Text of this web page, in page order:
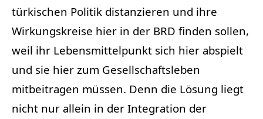
türkischen Politik distanzieren und ihre
Wirkungskreise hier in der BRD finden sollen,
weil ihr Lebensmittelpunkt sich hier abspielt
und sie hier zum Gesellschaftsleben
mitbeitragen müssen. Denn die Lösung liegt
nicht nur allein in der Integration der